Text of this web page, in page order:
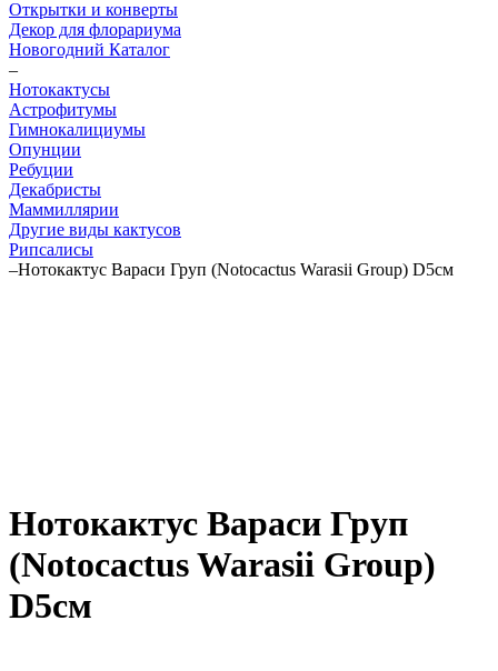
Открытки и конверты
Декор для флорариума
Новогодний Каталог
–
Нотокактусы
Астрофитумы
Гимнокалициумы
Опунции
Ребуции
Декабристы
Маммиллярии
Другие виды кактусов
Рипсалисы
–Нотокактус Вараси Груп (Notocactus Warasii Group) D5см
Нотокактус Вараси Груп
(Notocactus Warasii Group)
D5см